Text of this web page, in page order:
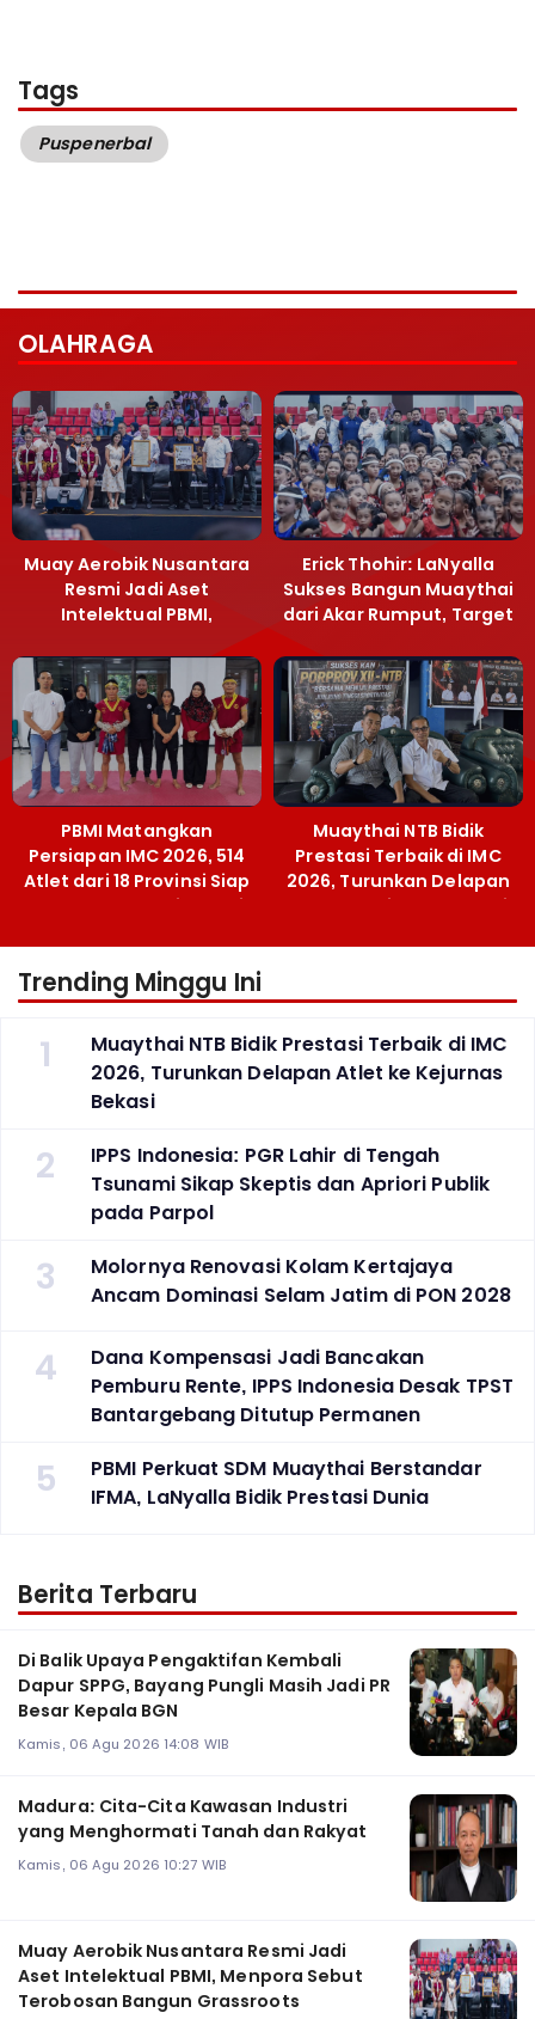
Tags
Puspenerbal
OLAHRAGA
Muay Aerobik Nusantara
Resmi Jadi Aset
Intelektual PBMI,
Terobosan Bangun
Grassroots
Erick Thohir: LaNyalla
Sukses Bangun Muaythai
dari Akar Rumput, Target
PBMI Matangkan
Persiapan IMC 2026, 514
Atlet dari 18 Provinsi Siap
Berlaga Besok di Bekasi
Muaythai NTB Bidik
Prestasi Terbaik di IMC
2026, Turunkan Delapan
Atlet ke Kejurnas Bekasi
Trending Minggu Ini
1
Muaythai NTB Bidik Prestasi Terbaik di IMC
2026, Turunkan Delapan Atlet ke Kejurnas
Bekasi
2
IPPS Indonesia: PGR Lahir di Tengah
Tsunami Sikap Skeptis dan Apriori Publik
pada Parpol
3
Molornya Renovasi Kolam Kertajaya
Ancam Dominasi Selam Jatim di PON 2028
4
Dana Kompensasi Jadi Bancakan
Pemburu Rente, IPPS Indonesia Desak TPST
Bantargebang Ditutup Permanen
5
PBMI Perkuat SDM Muaythai Berstandar
IFMA, LaNyalla Bidik Prestasi Dunia
Berita Terbaru
Di Balik Upaya Pengaktifan Kembali
Dapur SPPG, Bayang Pungli Masih Jadi PR
Besar Kepala BGN
Kamis, 06 Agu 2026 14:08 WIB
Madura: Cita-Cita Kawasan Industri
yang Menghormati Tanah dan Rakyat
Kamis, 06 Agu 2026 10:27 WIB
Muay Aerobik Nusantara Resmi Jadi
Aset Intelektual PBMI, Menpora Sebut
Terobosan Bangun Grassroots